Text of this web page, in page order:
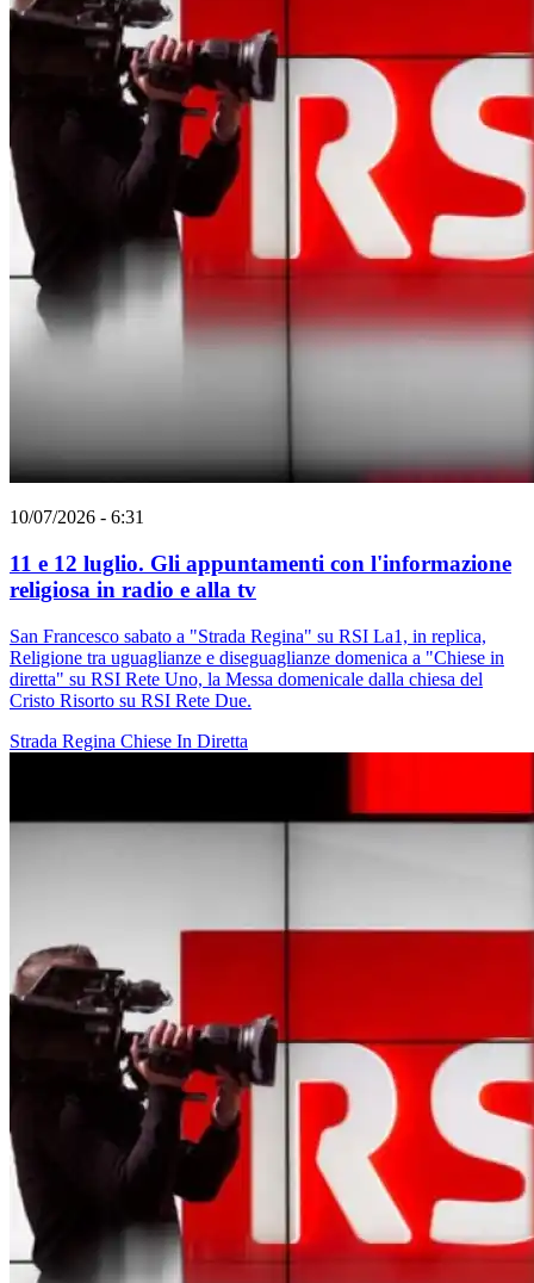
10/07/2026 - 6:31
11 e 12 luglio. Gli appuntamenti con l'informazione
religiosa in radio e alla tv
San Francesco sabato a "Strada Regina" su RSI La1, in replica,
Religione tra uguaglianze e diseguaglianze domenica a "Chiese in
diretta" su RSI Rete Uno, la Messa domenicale dalla chiesa del
Cristo Risorto su RSI Rete Due.
Strada Regina Chiese In Diretta